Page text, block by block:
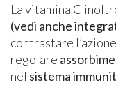
La vitamina C
(vedi anche
contrastare
regolare
nel sistema